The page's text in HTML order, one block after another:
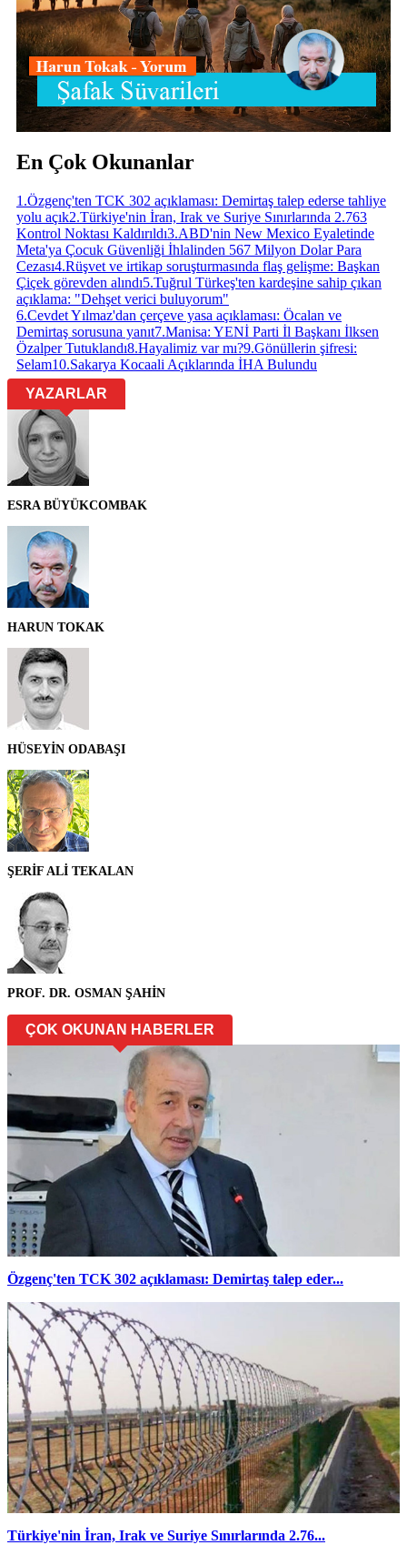
En Çok Okunanlar
1 .Özgenç'ten TCK 302 açıklaması: Demirtaş talep ederse tahliye
yolu açık2.Türkiye'nin İran, Irak ve Suriye Sınırlarında 2.763
Kontrol Noktası Kaldırıldı3.ABD'nin New Mexico Eyaletinde
Meta'ya Çocuk Güvenliği İhlalinden 567 Milyon Dolar Para
Cezası4.Rüşvet ve irtikap soruşturmasında flaş gelişme: Başkan
Çiçek görevden alındı5.Tuğrul Türkeş'ten kardeşine sahip çıkan
açıklama: "Dehşet verici buluyorum"
6.Cevdet Yılmaz'dan çerçeve yasa açıklaması: Öcalan ve
Demirtaş sorusuna yanıt7.Manisa: YENİ Parti İl Başkanı İlksen
Özalper Tutuklandı8.Hayalimiz var mı?9.Gönüllerin şifresi:
Selam10.Sakarya Kocaali Açıklarında İHA Bulundu
YAZARLAR
ESRA BÜYÜKCOMBAK
HARUN TOKAK
HÜSEYİN ODABAŞI
ŞERİF ALİ TEKALAN
PROF. DR. OSMAN ŞAHİN
ÇOK OKUNAN HABERLER
Özgenç'ten TCK 302 açıklaması: Demirtaş talep eder...
Türkiye'nin İran, Irak ve Suriye Sınırlarında 2.76...